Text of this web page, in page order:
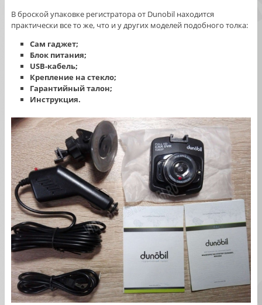
В броской упаковке регистратора от Dunobil находится
практически все то же, что и у других моделей подобного толка:
Сам гаджет;
Блок питания;
USB-кабель;
Крепление на стекло;
Гарантийный талон;
Инструкция.